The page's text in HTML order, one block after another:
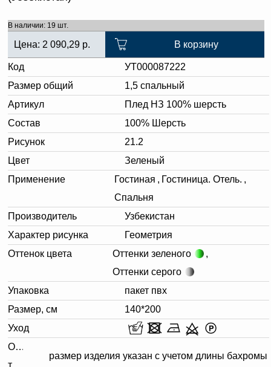
В наличии: 19 шт.
Цена: 2 090,29 р. В корзину
Код
УТ000087222
Размер общий
1,5 спальный
Артикул
Плед НЗ 100% шерсть
Состав
100% Шерсть
Рисунок
21.2
Цвет
Зеленый
Применение
Гостиная , Гостиница. Отель. ,
Спальня
Производитель
Узбекистан
Характер рисунка
Геометрия
Оттенок цвета
Оттенки зеленого
,
Оттенки серого
Упаковка
пакет пвх
Размер, см
140*200
Уход
Описание
размер изделия указан с учетом длины бахромы